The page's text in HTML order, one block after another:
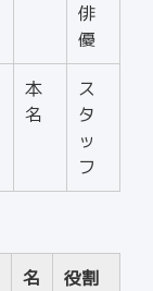
俳
優
本
名
ス
タ
ッ
フ
名
役割